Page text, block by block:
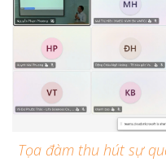
Tọa đàm thu hút sự